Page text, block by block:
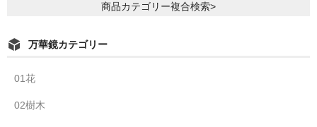
商品カテゴリー複合検索>
万華鏡カテゴリー
01花
02樹木